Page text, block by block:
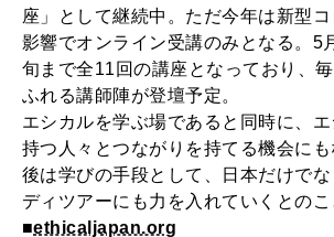
座」として継続中。ただ今年は新型
影響でオンライン受講のみとなる。5
旬まで全11回の講座となっており、
ふれる講師陣が登壇予定。
エシカルを学ぶ場であると同時に、
持つ人々とつながりを持てる機会に
後は学びの手段として、日本だけで
ディツアーにも力を入れていくとのこ
■ethicaljapan.org